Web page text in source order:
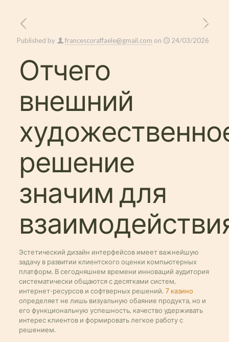
Published by francescoraffaele@gmail.com on 24/03/2026
Отчего
внешний
решение
значим для
Эстетический дизайн интерфейсов имеет важнейшую
задачу в развитии клиентского оценки компьютерных
платформ. В сегодняшнем времени инноваций аудитория
систематически общаются с десятками систем,
интернет-ресурсов и софтверных решений. 7 казино
определяет не лишь визуальную обаяние продукта, но и
его функциональную успешность, качество удерживать
интерес клиентов и формировать легкое работу с
решением.